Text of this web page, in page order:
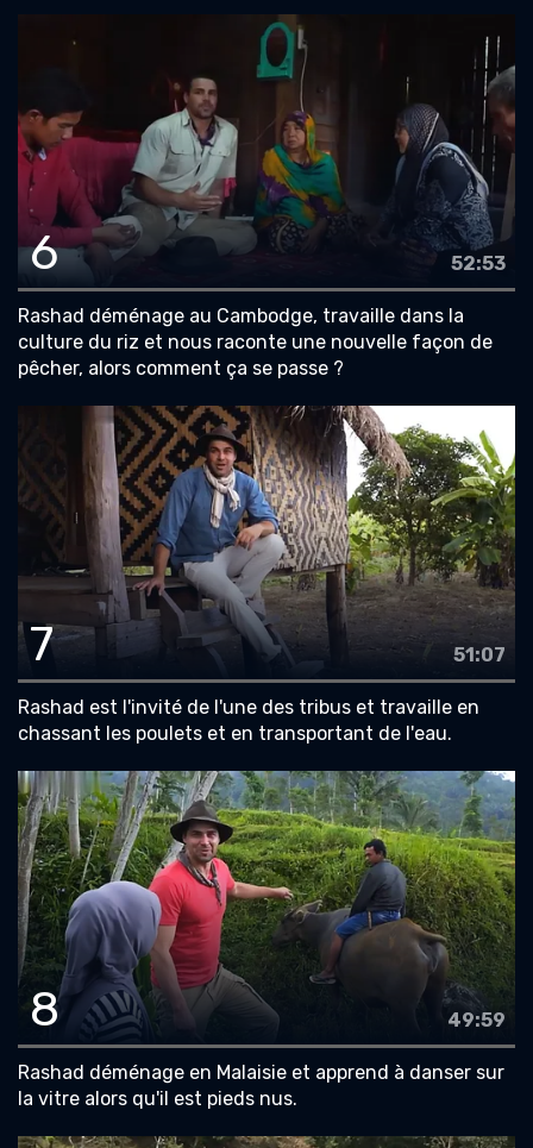
6 52:53
Rashad déménage au Cambodge, travaille dans la
culture du riz et nous raconte une nouvelle façon de
pêcher, alors comment ça se passe ?
7 51:07
Rashad est l'invité de l'une des tribus et travaille en
chassant les poulets et en transportant de l'eau.
8 49:59
Rashad déménage en Malaisie et apprend à danser sur
la vitre alors qu'il est pieds nus.